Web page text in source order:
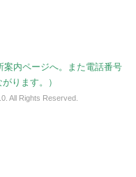
内ページへ。また電話番号
ります。）
All Rights Reserved.